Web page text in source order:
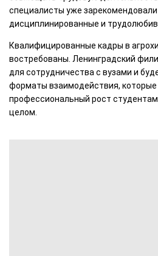
специалисты уже
дисциплинированные и
Квалифицированные кадры в
востребованы. Ленинградский
для сотрудничества с вузами и
форматы взаимодействия,
профессиональный рост студентам
целом.